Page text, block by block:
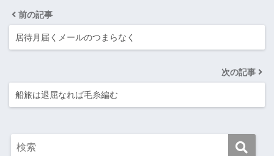
前の記事
居待月届くメールのつまらなく
次の記事
船旅は退屈なれば毛糸編む